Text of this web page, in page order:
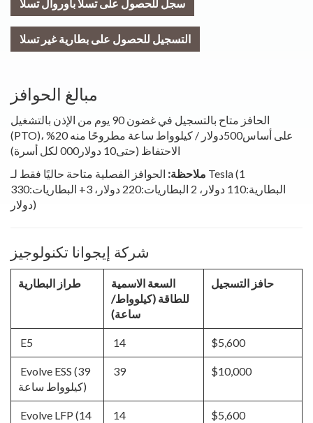
سجل للحصول على تسلا باوروال تسلا
التسجيل للحصول على بطارية غير تسلا
مبالغ الحوافز
الحافز متاح بالتسجيل في غضون 90 يوم من الإذن بالتشغيل
(PTO)، على أساس500دولار / كيلوواط ساعة مطروحًا منه 20%
الاحتفاظ (حتى10 دولار000 لكل أسرة)
ملاحظة: الحوافز الفصلية متاحة حاليًا فقط لـ Tesla (1
البطارية:110 دولار، 2 البطاريات:220 دولار، 3+ البطاريات:330
دولار)
شركة إيجوانا تكنولوجيز
طراز البطارية
السعة الاسمية
للطاقة (كيلوواط/
ساعة)
حافز التسجيل
E5 14 $5,600
Evolve ESS (39
كيلوواط ساعة)
39 $10,000
Evolve LFP (14
14 $5,600